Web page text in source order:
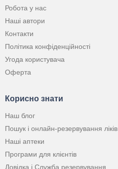
Робота у нас
Наші автори
Контакти
Політика конфіденційності
Угода користувача
Оферта
Корисно знати
Наш блог
Пошук і онлайн-резервування ліків
Наші аптеки
Програми для клієнтів
Довідка і Служба резервування